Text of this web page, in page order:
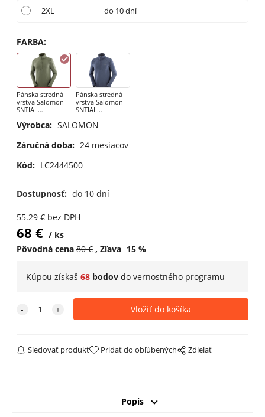
2XL do 10 dní
FARBA:
Pánska stredná
vrstva Salomon
SNTIAL
M Grape Leaf
Pánska stredná
vrstva Salomon
SNTIAL
M Blue Nights
Výrobca: SALOMON
Záručná doba: 24 mesiacov
Kód: LC2444500
Dostupnosť: do 10 dní
55.29€ bez DPH
68 €
ks
Pôvodná cena 80€ Zľava 15%
Kúpou získaš 68bodovdo vernostného programu
Sledovať produkt Pridať do obľúbených Zdielať
Popis